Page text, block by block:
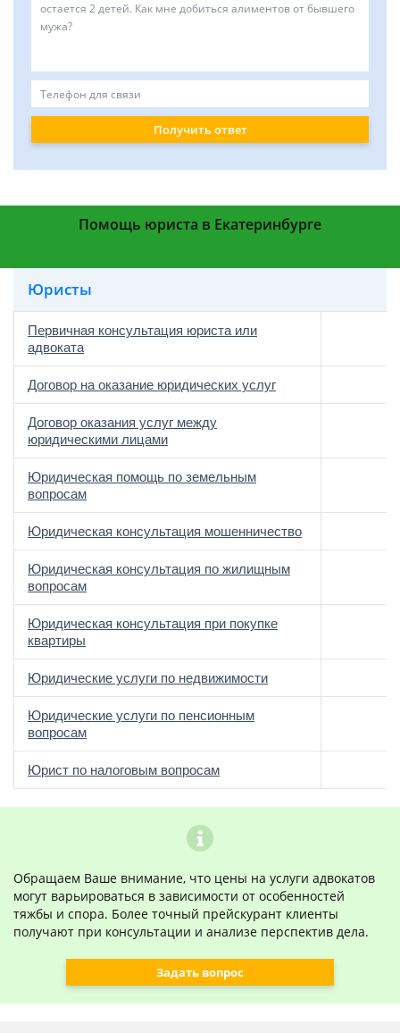
Получить ответ
Помощь юриста в Екатеринбурге
Юристы
Первичная консультация юриста или
адвоката
Договор на оказание юридических услуг
Договор оказания услуг между
юридическими лицами
Юридическая помощь по земельным
вопросам
Юридическая консультация мошенничество
Юридическая консультация по жилищным
вопросам
Юридическая консультация при покупке
квартиры
Юридические услуги по недвижимости
Юридические услуги по пенсионным
вопросам
Юрист по налоговым вопросам
Обращаем Ваше внимание, что цены на услуги адвокатов
могут варьироваться в зависимости от особенностей
тяжбы и спора. Более точный прейскурант клиенты
получают при консультации и анализе перспектив дела.
Задать вопрос